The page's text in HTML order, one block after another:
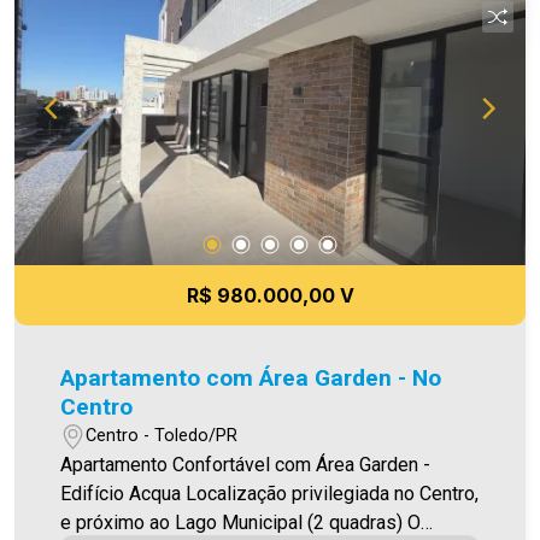
como alteração dos preços e imagens. Fotos
meramente ilustrativas
R$ 980.000,00 V
Apartamento com Área Garden - No
Centro
Centro - Toledo/PR
Apartamento Confortável com Área Garden -
Edifício Acqua Localização privilegiada no Centro,
e próximo ao Lago Municipal (2 quadras) O